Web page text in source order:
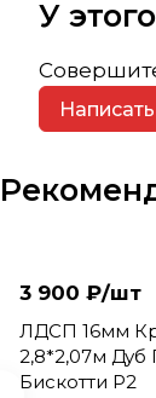
У
3 900 ₽/шт
ЛДСП 16мм
2,8*2,07м Дуб
Бискотти Р2